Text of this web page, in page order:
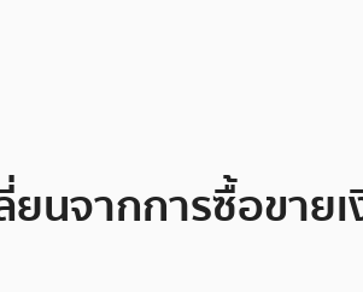
นจากการซื้อขาย